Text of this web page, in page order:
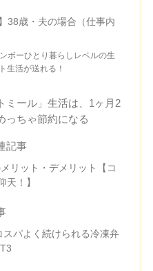
38歳・夫の場合（仕事内
ボーひとり暮らしレベルの生
生活が送れる！
ミール」生活は、1ヶ月2
っちゃ節約になる
記事
リット・デメリット【コ
天！】
スパよく続けられる冷凍弁